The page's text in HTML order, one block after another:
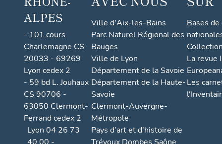
ALPES
- 101 cours
Charlemagne CS
20033 - 69269
Lyon cedex 2
- 59 bd L. Jouhaux
CS 90706 -
63050 Clermont-
Ferrand cedex 2
Lyon 04 26 73
Ville d'Aix-les-Bains
Parc Naturel Régional des
Bauges
Ville de Lyon
Département de la Savoie
Département de la Haute-
Savoie
Clermont-Auvergne-
Métropole
Pays d’art et d’histoire de
Bases
La revue
Les